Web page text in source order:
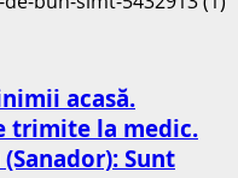
acasă.
trimite la medic.
Sunt